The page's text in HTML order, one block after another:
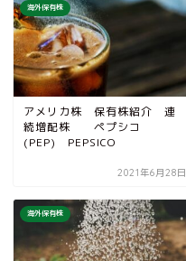
海外保有株
アメリカ株 保有株紹介 連
続増配株 ペプシコ
(PEP) PEPSICO
2021年6月28日
海外保有株